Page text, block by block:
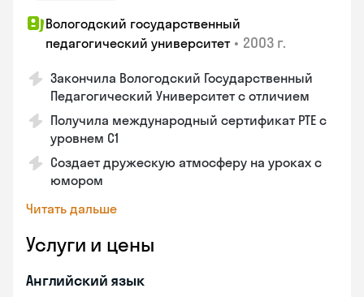
Вологодский государственный
педагогический университет • 2003 г.
Закончила Вологодский Государственный
Педагогический Университет с отличием
Получила международный сертификат PTE с
уровнем C1
Создает дружескую атмосферу на уроках с
юмором
Читать дальше
Услуги и цены
Английский язык